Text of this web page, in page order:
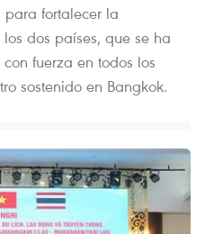
fortalecer la
dos países, que se ha
fuerza en todos los
sostenido en Bangkok.